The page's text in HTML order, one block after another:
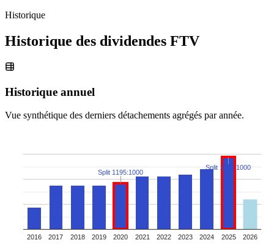
Historique
Historique des dividendes FTV
Historique annuel
Vue synthétique des derniers détachements agrégés par année.
2016 2017 2018 2019 2020 2021 2022 2023 2024 2025 2026
Split 1195:1000
Split 1327:1000